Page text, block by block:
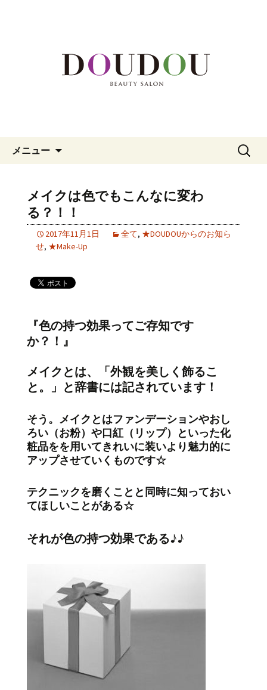
「DOUDOU BEAUTY SALON」
メニュー
検
メイクは色でもこんなに変わ
る？！！
2017年11月1日 全て, ★DOUDOUからのお知ら
せ, ★Make-Up
『色の持つ効果ってご存知です
か？！』
メイクとは、「外観を美しく飾るこ
と。」と辞書には記されています！
そう。メイクとはファンデーションやおし
ろい（お粉）や口紅（リップ）といった化
粧品をを用いてきれいに装いより魅力的に
アップさせていくものです☆
テクニックを磨くことと同時に知っておい
てほしいことがある☆
それが色の持つ効果である♪♪